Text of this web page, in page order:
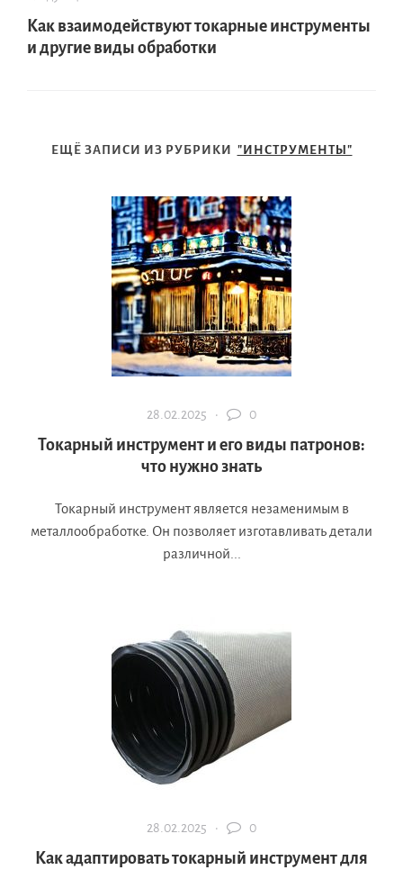
Как взаимодействуют токарные инструменты
и другие виды обработки
ЕЩЁ ЗАПИСИ ИЗ РУБРИКИ "ИНСТРУМЕНТЫ"
28.02.2025 · 0
Токарный инструмент и его виды патронов:
что нужно знать
Токарный инструмент является незаменимым в
металлообработке. Он позволяет изготавливать детали
различной...
28.02.2025 · 0
Как адаптировать токарный инструмент для